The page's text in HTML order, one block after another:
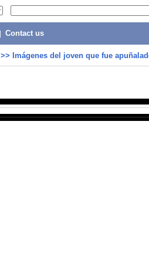
Contact us
>> Imágenes del joven que fue